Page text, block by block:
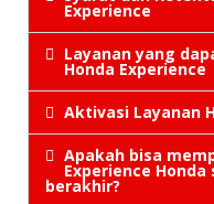
Experience
Layanan yang
Honda Experience
Aktivasi Layanan
Apakah bisa
Experience
berakhir?